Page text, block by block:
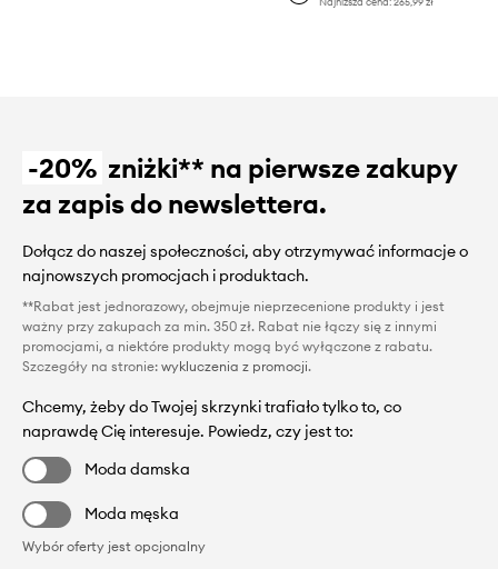
-20% zniżki** na pierwsze zakupy
za zapis do newslettera.
Dołącz do naszej społeczności, aby otrzymywać informacje o
najnowszych promocjach i produktach.
**Rabat jest jednorazowy, obejmuje nieprzecenione produkty i jest
ważny przy zakupach za min. 350 zł. Rabat nie łączy się z innymi
promocjami, a niektóre produkty mogą być wyłączone z rabatu.
Szczegóły na stronie: wykluczenia z promocji.
Chcemy, żeby do Twojej skrzynki trafiało tylko to, co
naprawdę Cię interesuje. Powiedz, czy jest to:
Moda damska
Moda męska
Wybór oferty jest opcjonalny